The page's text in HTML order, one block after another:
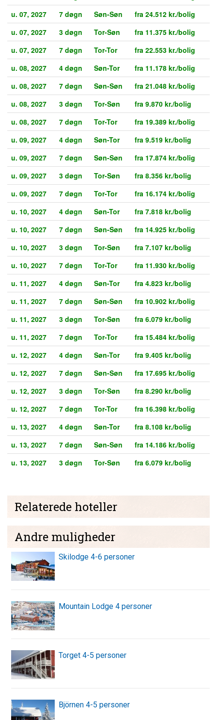
u. 07, 2027
7 døgn Søn-Søn
fra 24.512 kr./bolig
u. 07, 2027
3 døgn Tor-Søn
fra 11.375 kr./bolig
u. 07, 2027
7 døgn Tor-Tor
fra 22.553 kr./bolig
u. 08, 2027
4 døgn Søn-Tor
fra 11.178 kr./bolig
u. 08, 2027
7 døgn Søn-Søn
fra 21.048 kr./bolig
u. 08, 2027
3 døgn Tor-Søn
fra 9.870 kr./bolig
u. 08, 2027
7 døgn Tor-Tor
fra 19.389 kr./bolig
u. 09, 2027
4 døgn Søn-Tor
fra 9.519 kr./bolig
u. 09, 2027
7 døgn Søn-Søn
fra 17.874 kr./bolig
u. 09, 2027
3 døgn Tor-Søn
fra 8.356 kr./bolig
u. 09, 2027
7 døgn Tor-Tor
fra 16.174 kr./bolig
u. 10, 2027
4 døgn Søn-Tor
fra 7.818 kr./bolig
u. 10, 2027
7 døgn Søn-Søn
fra 14.925 kr./bolig
u. 10, 2027
3 døgn Tor-Søn
fra 7.107 kr./bolig
u. 10, 2027
7 døgn Tor-Tor
fra 11.930 kr./bolig
u. 11, 2027
4 døgn Søn-Tor
fra 4.823 kr./bolig
u. 11, 2027
7 døgn Søn-Søn
fra 10.902 kr./bolig
u. 11, 2027
3 døgn Tor-Søn
fra 6.079 kr./bolig
u. 11, 2027
7 døgn Tor-Tor
fra 15.484 kr./bolig
u. 12, 2027
4 døgn Søn-Tor
fra 9.405 kr./bolig
u. 12, 2027
7 døgn Søn-Søn
fra 17.695 kr./bolig
u. 12, 2027
3 døgn Tor-Søn
fra 8.290 kr./bolig
u. 12, 2027
7 døgn Tor-Tor
fra 16.398 kr./bolig
u. 13, 2027
4 døgn Søn-Tor
fra 8.108 kr./bolig
u. 13, 2027
7 døgn Søn-Søn
fra 14.186 kr./bolig
u. 13, 2027
3 døgn Tor-Søn fra 6.079 kr./bolig
Relaterede hoteller
Andre muligheder
Skilodge 4-6 personer
Mountain Lodge 4 personer
Torget 4-5 personer
Björnen 4-5 personer